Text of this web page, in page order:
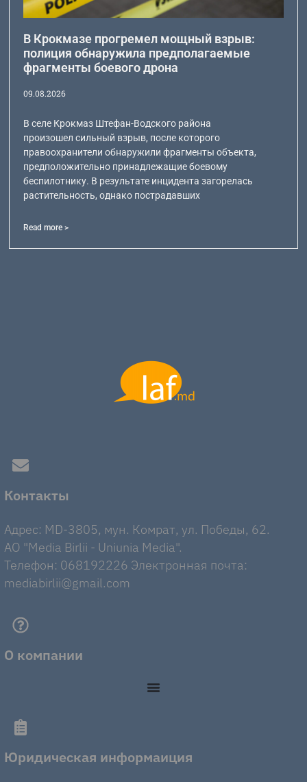
В Крокмазе прогремел мощный взрыв:
полиция обнаружила предполагаемые
фрагменты боевого дрона
09.08.2026
В селе Крокмаз Штефан-Водского района
произошел сильный взрыв, после которого
правоохранители обнаружили фрагменты объекта,
предположительно принадлежащие боевому
беспилотнику. В результате инцидента загорелась
растительность, однако пострадавших
Read more >
Контакты
Адрес: MD-3805, мун. Комрат, ул. Победы, 62.
AO "Media Birlii - Uniunia Media".
Телефон: 068192226 Электронная почта:
mediabirlii@gmail.com
О компании
Юридическая информаиция